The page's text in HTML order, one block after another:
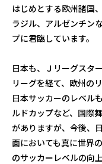
はじめとする欧州諸国
ラジル、アルゼンチン
プに君臨しています。
日本も、Ｊリーグスタ
リーグを経て、欧州の
日本サッカーのレベル
ルドカップなど、国際
がありますが、今後、
面においても真に世界
のサッカーレベルの向